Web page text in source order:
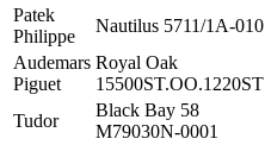
Patek
Philippe
Nautilus 5711/1A-010
Audemars
Piguet
Royal Oak
15500ST.OO.1220ST
Tudor
Black Bay 58
M79030N-0001